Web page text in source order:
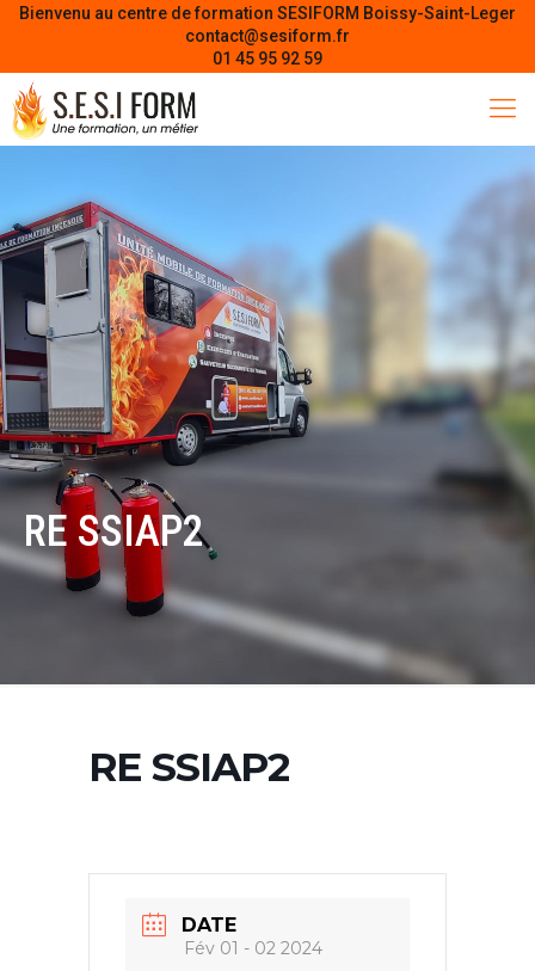
Bienvenu au centre de formation SESIFORM Boissy-Saint-Leger
contact@sesiform.fr
01 45 95 92 59
RE SSIAP2
RE SSIAP2
DATE
Fév 01 - 02 2024